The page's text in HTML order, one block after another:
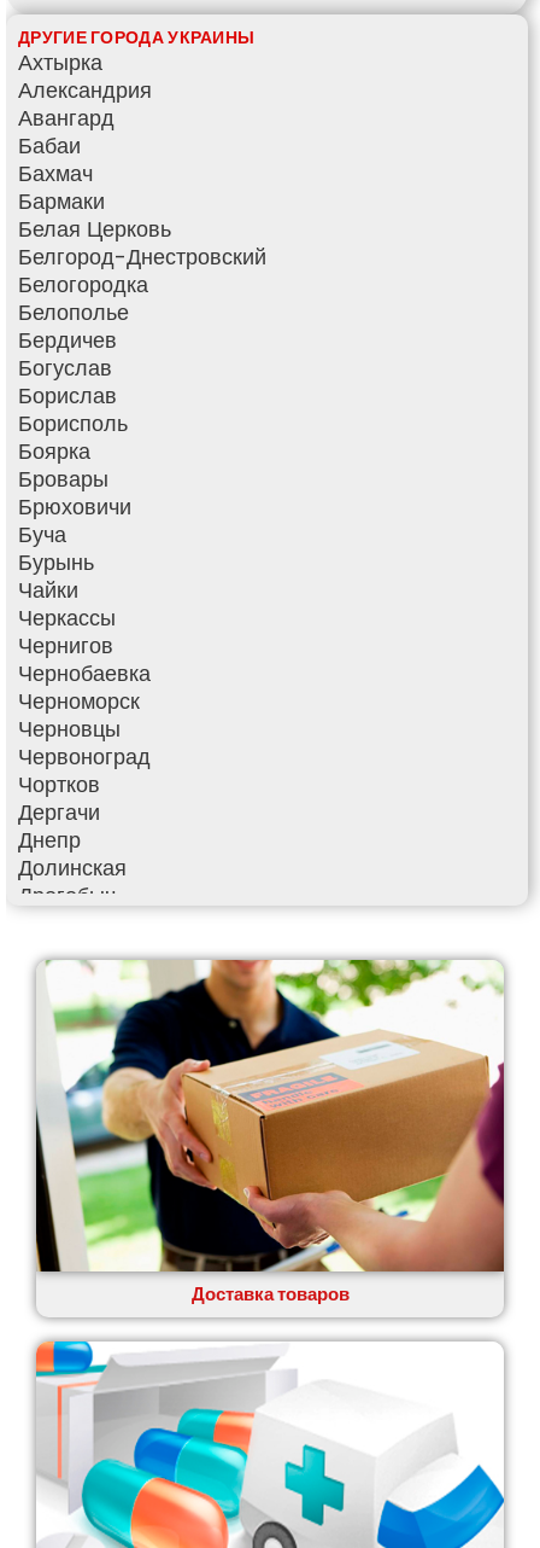
Купить и доставить
Обратная доставка
Быстрая курьерская доставка
Доставка за 60 минут
Доставить товар клиенту
Заказ еды на дом
АТБ доставка
Сильпо доставка
Варус доставка
Ашан доставка
ДРУГИЕ ГОРОДА УКРАИНЫ
Ахтырка
Александрия
Авангард
Бабаи
Бахмач
Бармаки
Белая Церковь
Белгород-Днестровский
Белогородка
Белополье
Бердичев
Богуслав
Борислав
Борисполь
Боярка
Бровары
Брюховичи
Буча
Бурынь
Чайки
Черкассы
Чернигов
Чернобаевка
Черноморск
Черновцы
Червоноград
Чортков
Дергачи
Днепр
Долинская
Дрогобыч
Фонтанка
Гатное
Глеваха
Горишние Плавни
Гостомель
Харьков
Херсон
Хмельницкий
Хмельник
Ирпень
Ивано-Франковск
Измаил
Кагарлык
Калуш
Каменец-Подольский
Каменка
Каменское
Казатин
Кобеляки
Доставка товаров